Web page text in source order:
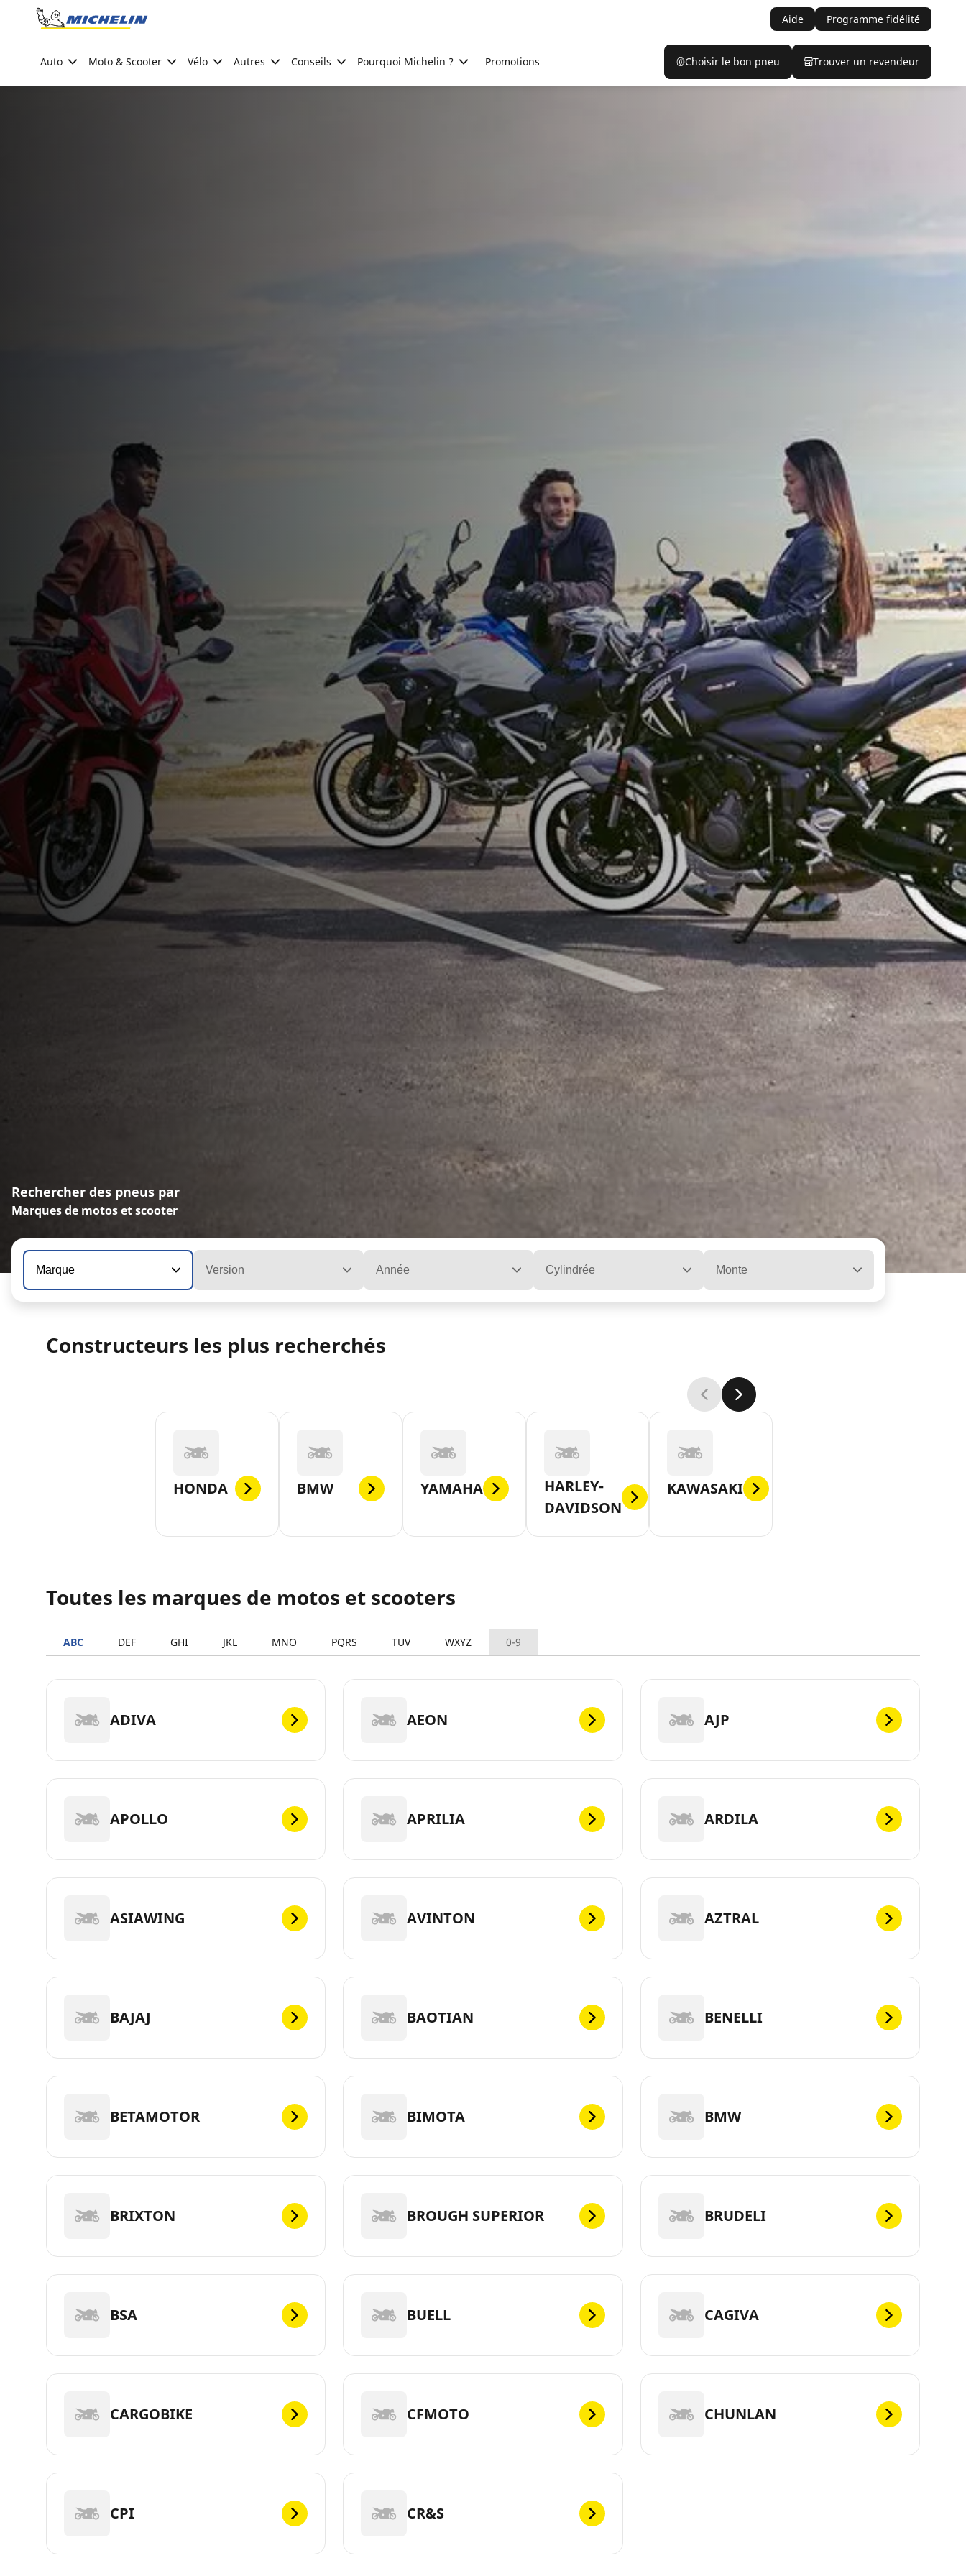
Go to page content
Aide Programme fidélité
Auto Moto & Scooter Vélo Autres Conseils Pourquoi Michelin ? Promotions Choisir le bon pneu Trouver un revendeur
Rechercher des pneus par
Marques de motos et scooter
Marque Version Année Cylindrée Monte
Constructeurs les plus recherchés
HONDA BMW YAMAHA
HARLEY-
DAVIDSON
KAWASAKI
Toutes les marques de motos et scooters
ABC DEF GHI JKL MNO PQRS TUV WXYZ 0-9
ADIVA AEON AJP
APOLLO APRILIA ARDILA
ASIAWING AVINTON AZTRAL
BAJAJ BAOTIAN BENELLI
BETAMOTOR BIMOTA BMW
BRIXTON BROUGH SUPERIOR BRUDELI
BSA BUELL CAGIVA
CARGOBIKE CFMOTO CHUNLAN
CPI CR&S